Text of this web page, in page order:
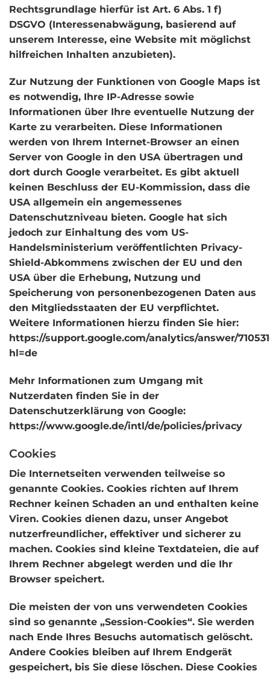
Rechtsgrundlage hierfür ist Art. 6 Abs. 1 f)
DSGVO (Interessenabwägung, basierend auf
unserem Interesse, eine Website mit möglichst
hilfreichen Inhalten anzubieten).
Zur Nutzung der Funktionen von Google Maps ist
es notwendig, Ihre IP-Adresse sowie
Informationen über Ihre eventuelle Nutzung der
Karte zu verarbeiten. Diese Informationen
werden von Ihrem Internet-Browser an einen
Server von Google in den USA übertragen und
dort durch Google verarbeitet. Es gibt aktuell
keinen Beschluss der EU-Kommission, dass die
USA allgemein ein angemessenes
Datenschutzniveau bieten. Google hat sich
jedoch zur Einhaltung des vom US-
Handelsministerium veröffentlichten Privacy-
Shield-Abkommens zwischen der EU und den
USA über die Erhebung, Nutzung und
Speicherung von personenbezogenen Daten aus
den Mitgliedsstaaten der EU verpflichtet.
Weitere Informationen hierzu finden Sie hier:
https://support.google.com/analytics/answer/
hl=de
Mehr Informationen zum Umgang mit
Nutzerdaten finden Sie in der
Datenschutzerklärung von Google:
https://www.google.de/intl/de/policies/privacy
Cookies
Die Internetseiten verwenden teilweise so
genannte Cookies. Cookies richten auf Ihrem
Rechner keinen Schaden an und enthalten keine
Viren. Cookies dienen dazu, unser Angebot
nutzerfreundlicher, effektiver und sicherer zu
machen. Cookies sind kleine Textdateien, die auf
Ihrem Rechner abgelegt werden und die Ihr
Browser speichert.
Die meisten der von uns verwendeten Cookies
sind so genannte „Session-Cookies“. Sie werden
nach Ende Ihres Besuchs automatisch gelöscht.
Andere Cookies bleiben auf Ihrem Endgerät
gespeichert, bis Sie diese löschen. Diese Cookies